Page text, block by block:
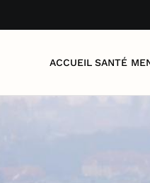
ACCUEIL SANTÉ